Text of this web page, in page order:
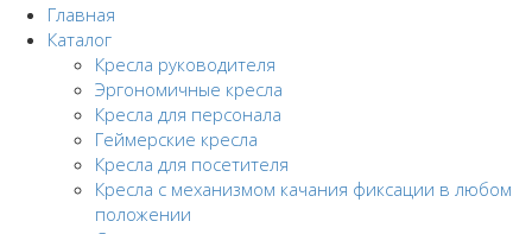
Главная
Каталог
Кресла руководителя
Эргономичные кресла
Кресла для персонала
Геймерские кресла
Кресла для посетителя
Кресла с механизмом качания фиксации в любом
положении